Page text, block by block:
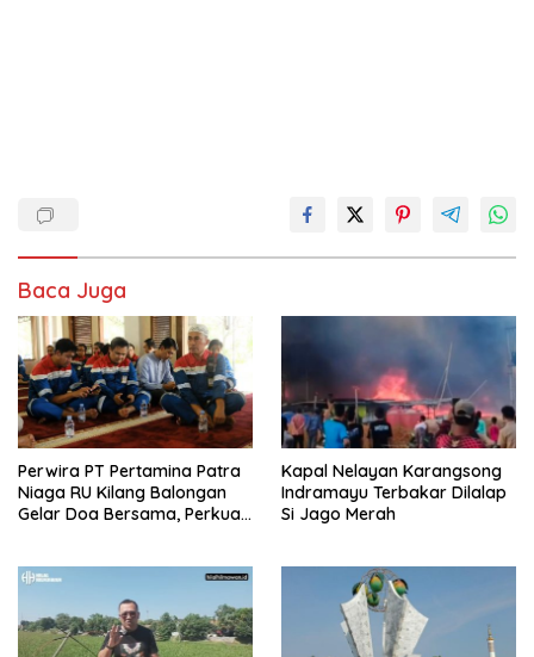
Baca Juga
Perwira PT Pertamina Patra
Niaga RU Kilang Balongan
Gelar Doa Bersama, Perkuat
Kapal Nelayan Karangsong
Indramayu Terbakar Dilalap
Si Jago Merah